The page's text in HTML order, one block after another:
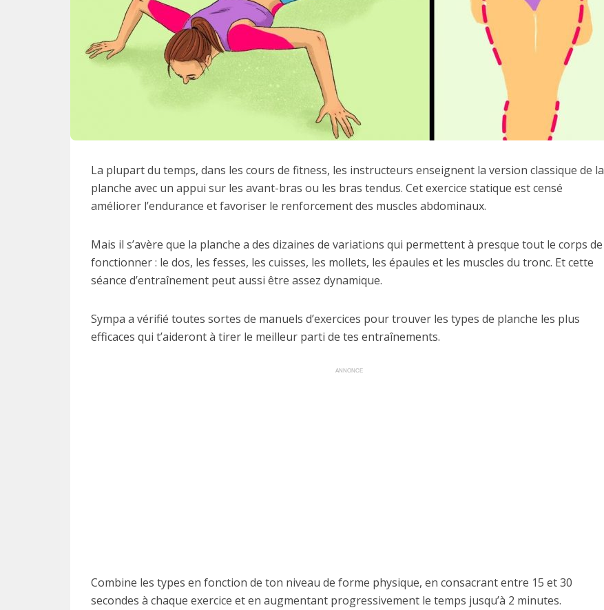
La plupart du temps, dans les cours de fitness, les instructeurs enseignent la version classique de la
planche avec un appui sur les avant-bras ou les bras tendus. Cet exercice statique est censé
améliorer l’endurance et favoriser le renforcement des muscles abdominaux.
Mais il s’avère que la planche a des dizaines de variations qui permettent à presque tout le corps de
fonctionner : le dos, les fesses, les cuisses, les mollets, les épaules et les muscles du tronc. Et cette
séance d’entraînement peut aussi être assez dynamique.
Sympa a vérifié toutes sortes de manuels d’exercices pour trouver les types de planche les plus
efficaces qui t’aideront à tirer le meilleur parti de tes entraînements.
ANNONCE
Combine les types en fonction de ton niveau de forme physique, en consacrant entre 15 et 30
secondes à chaque exercice et en augmentant progressivement le temps jusqu’à 2 minutes.